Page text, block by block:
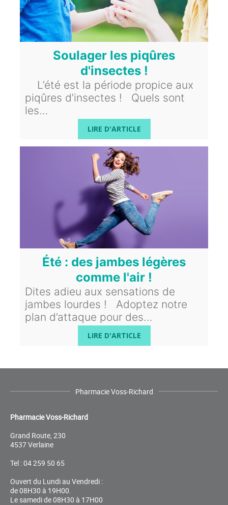
Soulager les piqûres
d'insectes !
L’été est la période propice aux
piqûres d’insectes ! Quels sont
les…
LIRE D'ARTICLE
Été : des jambes légères
comme l'air !
Dites adieu aux sensations de
jambes lourdes ! Adoptez notre
plan d’attaque pour des…
LIRE D'ARTICLE
Pharmacie Voss-Richard
Pharmacie Voss-Richard
Grand Route, 230
4537 Verlaine
Tel : 04 259 50 65
Ouvert du Lundi au Vendredi :
de 08H30 à 19H00.
Le samedi de 08H30 à 17H00